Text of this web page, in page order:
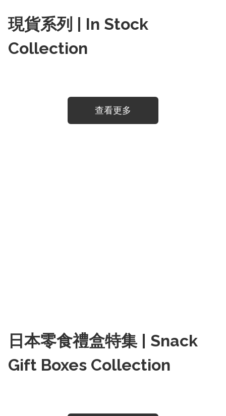
現貨系列 | In Stock
Collection
查看更多
日本零食禮盒特集 | Snack
Gift Boxes Collection